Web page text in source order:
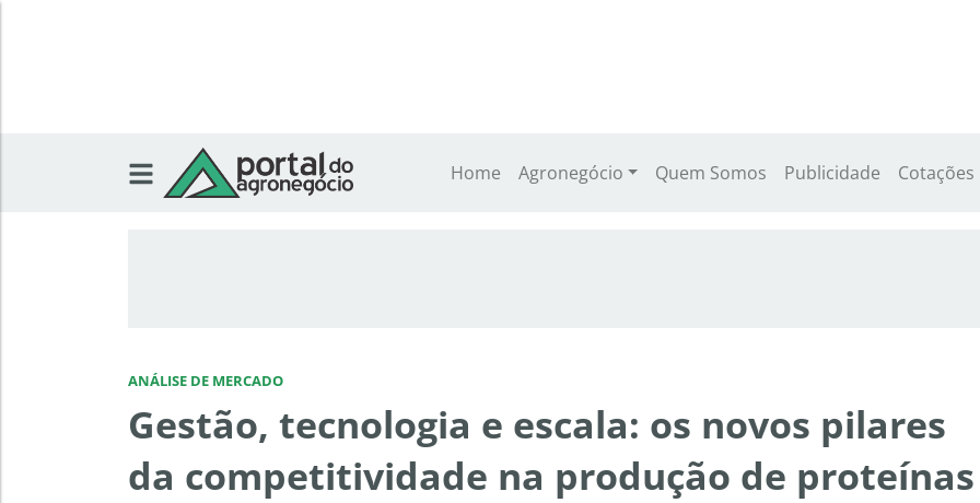
Home Agronegócio Quem Somos Publicidade Cotações
ANÁLISE DE MERCADO
Gestão, tecnologia e escala: os novos pilares
da competitividade na produção de proteínas